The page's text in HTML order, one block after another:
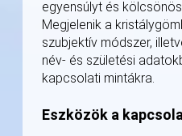
egyensúlyt és
Megjelenik a
szubjektív módszer,
név- és születési
kapcsolati mintákra.
Eszközök a